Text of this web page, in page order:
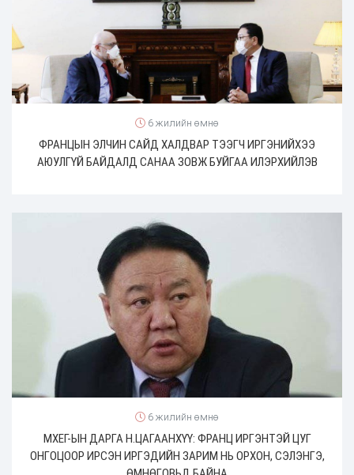
6 жилийн өмнө
ФРАНЦЫН ЭЛЧИН САЙД ХАЛДВАР ТЭЭГЧ ИРГЭНИЙХЭЭ
АЮУЛГҮЙ БАЙДАЛД САНАА ЗОВЖ БУЙГАА ИЛЭРХИЙЛЭВ
6 жилийн өмнө
МХЕГ-ЫН ДАРГА Н.ЦАГААНХҮҮ: ФРАНЦ ИРГЭНТЭЙ ЦУГ
ОНГОЦООР ИРСЭН ИРГЭДИЙН ЗАРИМ НЬ ОРХОН, СЭЛЭНГЭ,